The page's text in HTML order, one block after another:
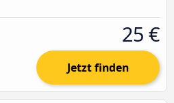
25 €
Jetzt finden